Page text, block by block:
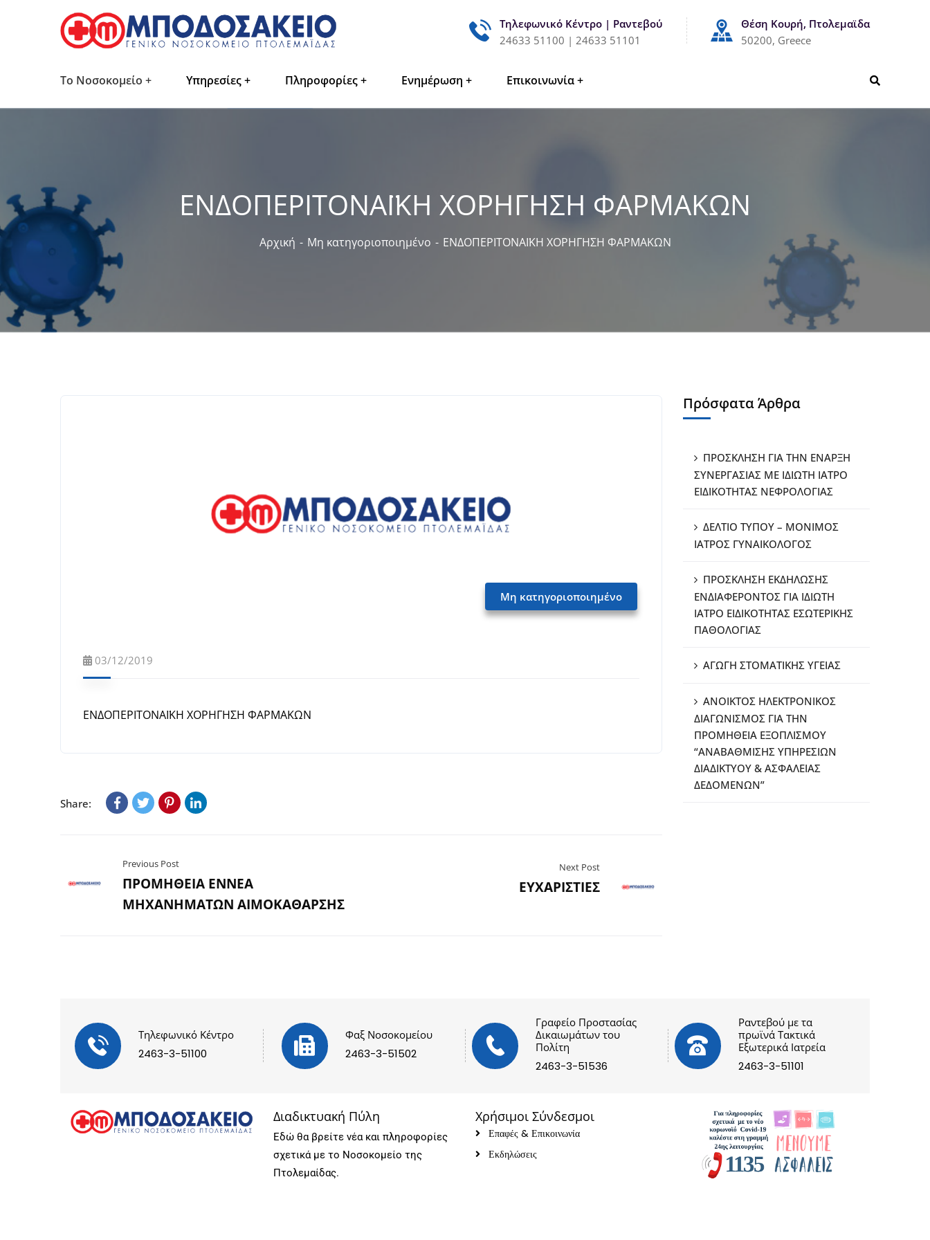
Τηλεφωνικό Κέντρο | Ραντεβού
24633 51100 | 24633 51101
Θέση Κουρή, Πτολεμαϊδα
50200, Greece
Το Νοσοκομείο Υπηρεσίες Πληροφορίες Ενημέρωση Επικοινωνία
ΕΝΔΟΠΕΡΙΤΟΝΑΪΚΗ ΧΟΡΗΓΗΣΗ ΦΑΡΜΑΚΩΝ
Αρχική Μη κατηγοριοποιημένο ΕΝΔΟΠΕΡΙΤΟΝΑΪΚΗ ΧΟΡΗΓΗΣΗ ΦΑΡΜΑΚΩΝ
Μη κατηγοριοποιημένο
03/12/2019
ΕΝΔΟΠΕΡΙΤΟΝΑΪΚΗ ΧΟΡΗΓΗΣΗ ΦΑΡΜΑΚΩΝ
Share:
Previous Post
ΠΡΟΜΗΘΕΙΑ ΕΝΝΕΑ
ΜΗΧΑΝΗΜΑΤΩΝ ΑΙΜΟΚΑΘΑΡΣΗΣ
Next Post
ΕΥΧΑΡΙΣΤΙΕΣ
Πρόσφατα Άρθρα
ΠΡΟΣΚΛΗΣΗ ΓΙΑ ΤΗΝ ΕΝΑΡΞΗ
ΣΥΝΕΡΓΑΣΙΑΣ ΜΕ ΙΔΙΩΤΗ ΙΑΤΡΟ
ΕΙΔΙΚΟΤΗΤΑΣ ΝΕΦΡΟΛΟΓΙΑΣ
ΔΕΛΤΙΟ ΤΥΠΟΥ – ΜΟΝΙΜΟΣ
ΙΑΤΡΟΣ ΓΥΝΑΙΚΟΛΟΓΟΣ
ΠΡΟΣΚΛΗΣΗ ΕΚΔΗΛΩΣΗΣ
ΕΝΔΙΑΦΕΡΟΝΤΟΣ ΓΙΑ ΙΔΙΩΤΗ
ΙΑΤΡΟ ΕΙΔΙΚΟΤΗΤΑΣ ΕΣΩΤΕΡΙΚΗΣ
ΠΑΘΟΛΟΓΙΑΣ
ΑΓΩΓΗ ΣΤΟΜΑΤΙΚΗΣ ΥΓΕΙΑΣ
ΑΝΟΙΚΤΟΣ ΗΛΕΚΤΡΟΝΙΚΟΣ
ΔΙΑΓΩΝΙΣΜΟΣ ΓΙΑ ΤΗΝ
ΠΡΟΜΗΘΕΙΑ ΕΞΟΠΛΙΣΜΟΥ
“ΑΝΑΒΑΘΜΙΣΗΣ ΥΠΗΡΕΣΙΩΝ
ΔΙΑΔΙΚΤΥΟΥ & ΑΣΦΑΛΕΙΑΣ
ΔΕΔΟΜΕΝΩΝ”
Τηλεφωνικό Κέντρο
2463-3-51100
Φαξ Νοσοκομείου
2463-3-51502
Γραφείο Προστασίας
Δικαιωμάτων του
Πολίτη
2463-3-51536
Ραντεβού με τα
πρωϊνά Τακτικά
Εξωτερικά Ιατρεία
2463-3-51101
Διαδικτυακή Πύλη
Εδώ θα βρείτε νέα και πληροφορίες
σχετικά με το Νοσοκομείο της
Πτολεμαίδας.
Χρήσιμοι Σύνδεσμοι
Επαφές & Επικοινωνία
Εκδηλώσεις